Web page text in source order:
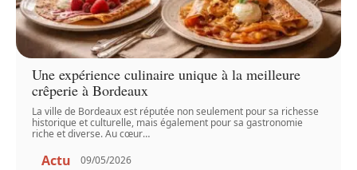
Une expérience culinaire unique à la meilleure
crêperie à Bordeaux
La ville de Bordeaux est réputée non seulement pour sa richesse
historique et culturelle, mais également pour sa gastronomie
riche et diverse. Au cœur…
Actu 09/05/2026